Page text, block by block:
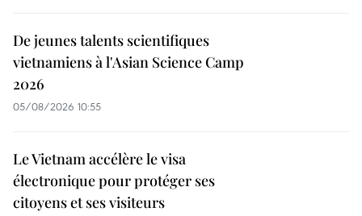
De jeunes talents scientifiques
vietnamiens à l'Asian Science Camp
2026
05/08/2026 10:55
Le Vietnam accélère le visa
électronique pour protéger ses
citoyens et ses visiteurs